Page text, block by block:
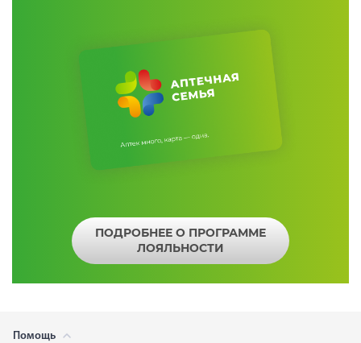
ПОДРОБНЕЕ О ПРОГРАММЕ
ЛОЯЛЬНОСТИ
Помощь